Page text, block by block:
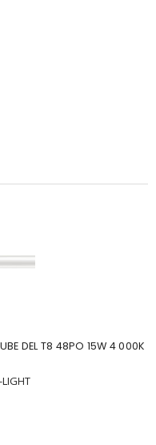
DEL T8 48PO 15W 4 000K
LIGHT